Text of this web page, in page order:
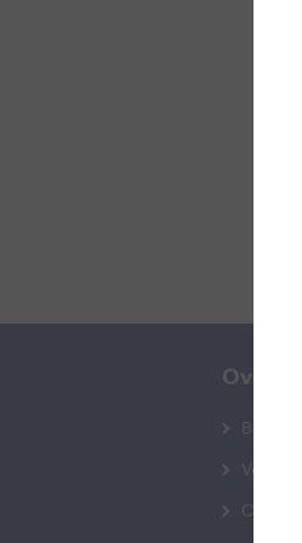
Over
Contact